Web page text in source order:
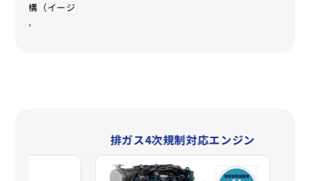
な機構（イージ
ます。
排ガス4次規制対応エンジン